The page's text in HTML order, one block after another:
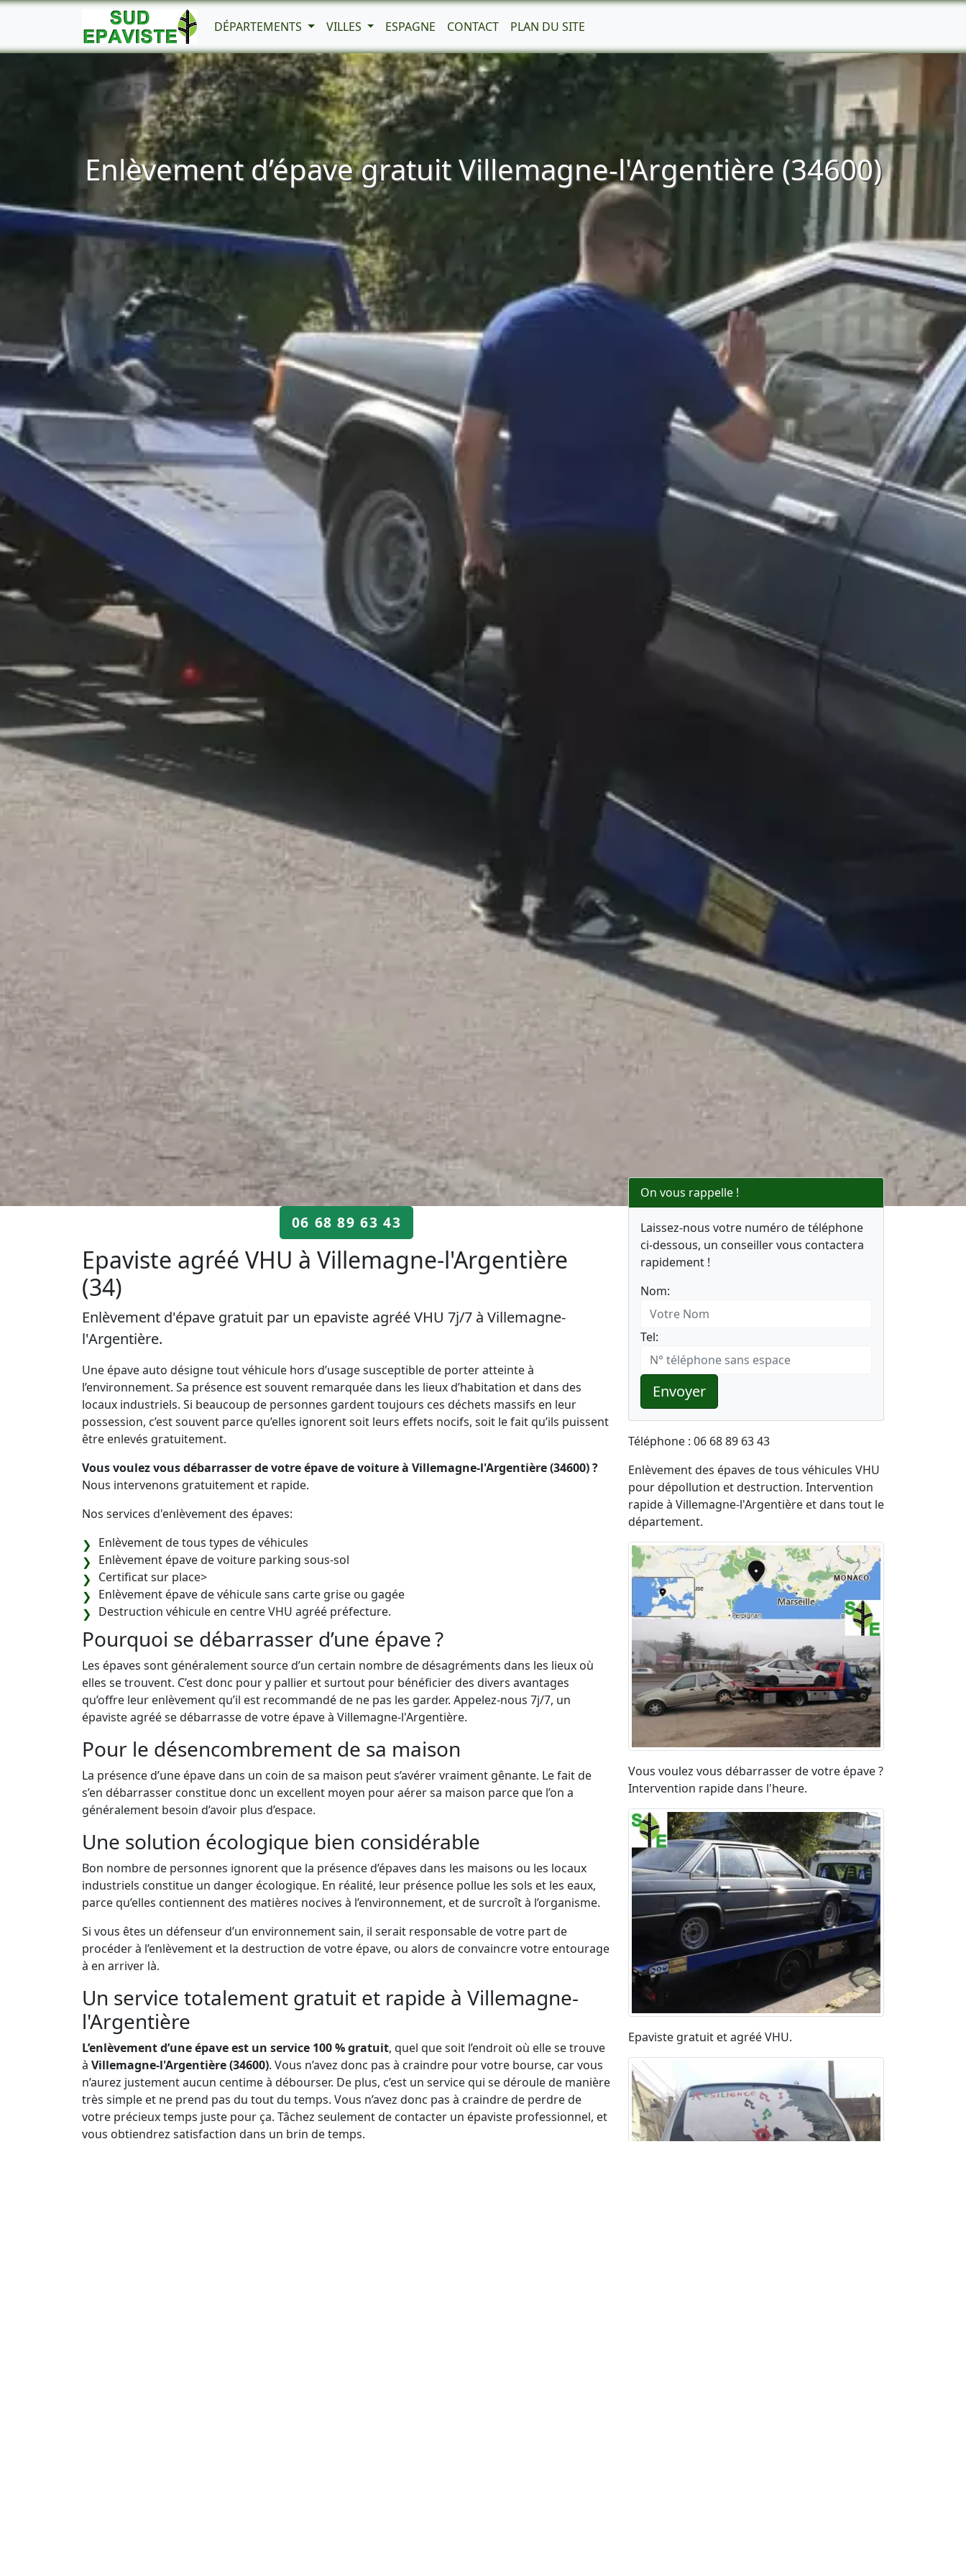
DÉPARTEMENTS VILLES ESPAGNE CONTACT PLAN DU SITE
Enlèvement d’épave gratuit Villemagne-l'Argentière (34600)
06 68 89 63 43
Epaviste agréé VHU à Villemagne-l'Argentière
(34)
Enlèvement d'épave gratuit par un epaviste agréé VHU 7j/7 à Villemagne-
l'Argentière.
Une épave auto désigne tout véhicule hors d’usage susceptible de porter atteinte à
l’environnement. Sa présence est souvent remarquée dans les lieux d’habitation et dans des
locaux industriels. Si beaucoup de personnes gardent toujours ces déchets massifs en leur
possession, c’est souvent parce qu’elles ignorent soit leurs effets nocifs, soit le fait qu’ils puissent
être enlevés gratuitement.
Vous voulez vous débarrasser de votre épave de voiture à Villemagne-l'Argentière (34600) ?
Nous intervenons gratuitement et rapide.
Nos services d'enlèvement des épaves:
Enlèvement de tous types de véhicules
Enlèvement épave de voiture parking sous-sol
Certificat sur place>
Enlèvement épave de véhicule sans carte grise ou gagée
Destruction véhicule en centre VHU agréé préfecture.
Pourquoi se débarrasser d’une épave ?
Les épaves sont généralement source d’un certain nombre de désagréments dans les lieux où
elles se trouvent. C’est donc pour y pallier et surtout pour bénéficier des divers avantages
qu’offre leur enlèvement qu’il est recommandé de ne pas les garder. Appelez-nous 7j/7, un
épaviste agréé se débarrasse de votre épave à Villemagne-l'Argentière.
Pour le désencombrement de sa maison
La présence d’une épave dans un coin de sa maison peut s’avérer vraiment gênante. Le fait de
s’en débarrasser constitue donc un excellent moyen pour aérer sa maison parce que l’on a
généralement besoin d’avoir plus d’espace.
Une solution écologique bien considérable
Bon nombre de personnes ignorent que la présence d’épaves dans les maisons ou les locaux
industriels constitue un danger écologique. En réalité, leur présence pollue les sols et les eaux,
parce qu’elles contiennent des matières nocives à l’environnement, et de surcroît à l’organisme.
Si vous êtes un défenseur d’un environnement sain, il serait responsable de votre part de
procéder à l’enlèvement et la destruction de votre épave, ou alors de convaincre votre entourage
à en arriver là.
Un service totalement gratuit et rapide à Villemagne-
l'Argentière
L’enlèvement d’une épave est un service 100 % gratuit, quel que soit l’endroit où elle se trouve
à Villemagne-l'Argentière (34600). Vous n’avez donc pas à craindre pour votre bourse, car vous
n’aurez justement aucun centime à débourser. De plus, c’est un service qui se déroule de manière
très simple et ne prend pas du tout du temps. Vous n’avez donc pas à craindre de perdre de
votre précieux temps juste pour ça. Tâchez seulement de contacter un épaviste professionnel, et
vous obtiendrez satisfaction dans un brin de temps.
On vous rappelle !
Laissez-nous votre numéro de téléphone
ci-dessous, un conseiller vous contactera
rapidement !
Nom:
Tel:
Envoyer
Téléphone : 06 68 89 63 43
Enlèvement des épaves de tous véhicules VHU
pour dépollution et destruction. Intervention
rapide à Villemagne-l'Argentière et dans tout le
département.
Vous voulez vous débarrasser de votre épave ?
Intervention rapide dans l'heure.
Epaviste gratuit et agréé VHU.